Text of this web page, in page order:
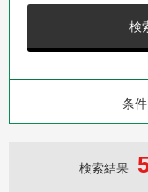
検
条
検索結果